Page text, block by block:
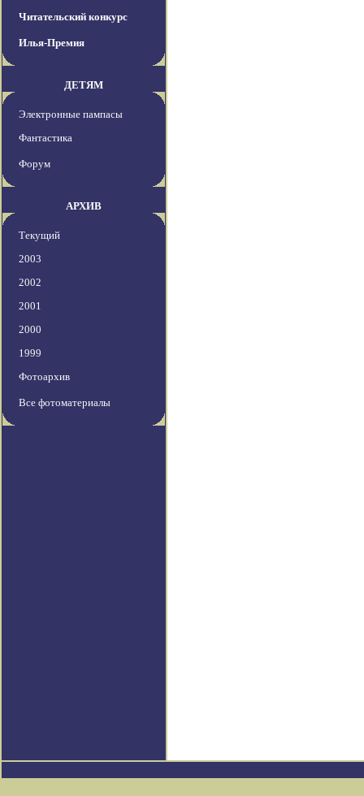
Читательский конкурс
Илья-Премия
ДЕТЯМ
Электронные пампасы
Фантастика
Форум
АРХИВ
Текущий
2003
2002
2001
2000
1999
Фотоархив
Все фотоматериалы